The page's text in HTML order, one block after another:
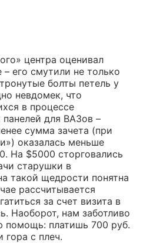
центра оценивал
его смутили не только
болты петель у
невдомек, что
в процессе
панелей для ВАЗов –
сумма зачета (при
оказалась меньше
На $5000 сторговались
старушки в
такой щедрости понятна
рассчитывается
за счет визита в
Наоборот, нам заботливо
помощь: платишь 700 руб.
гора с плеч.